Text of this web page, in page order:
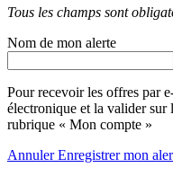
Tous les champs sont
Nom de mon alerte
Pour recevoir les offres par
électronique et la valider sur
rubrique « Mon compte »
AnnulerEnregistrer mon